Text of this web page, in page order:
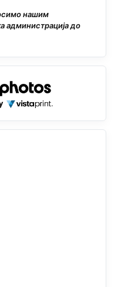
нашим
администрација до